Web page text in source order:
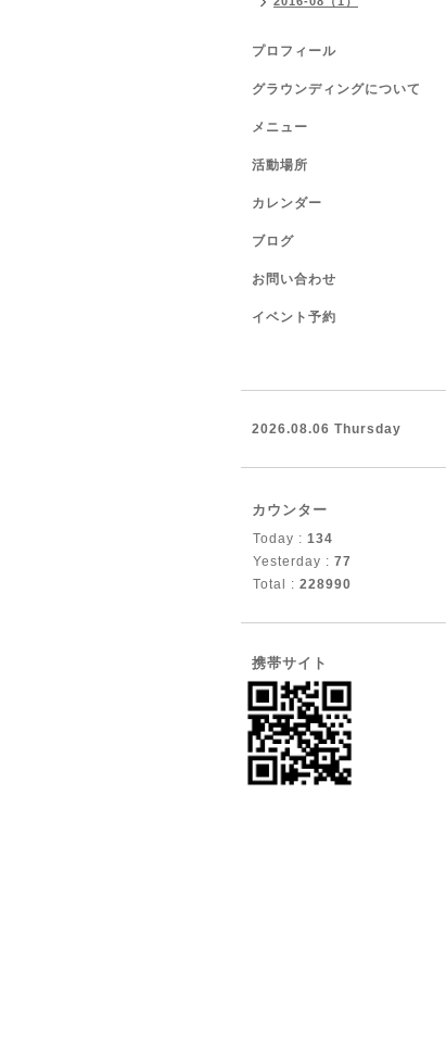
プロフィール
グラウンディングについて
メニュー
活動場所
カレンダー
ブログ
お問い合わせ
イベント予約
2026.08.06 Thursday
カウンター
Today : 134
Yesterday : 77
Total : 228990
携帯サイト